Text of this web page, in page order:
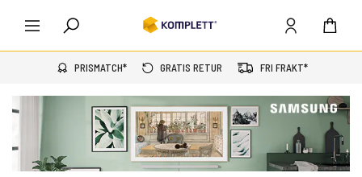
PRISMATCH* GRATIS RETUR FRI FRAKT*